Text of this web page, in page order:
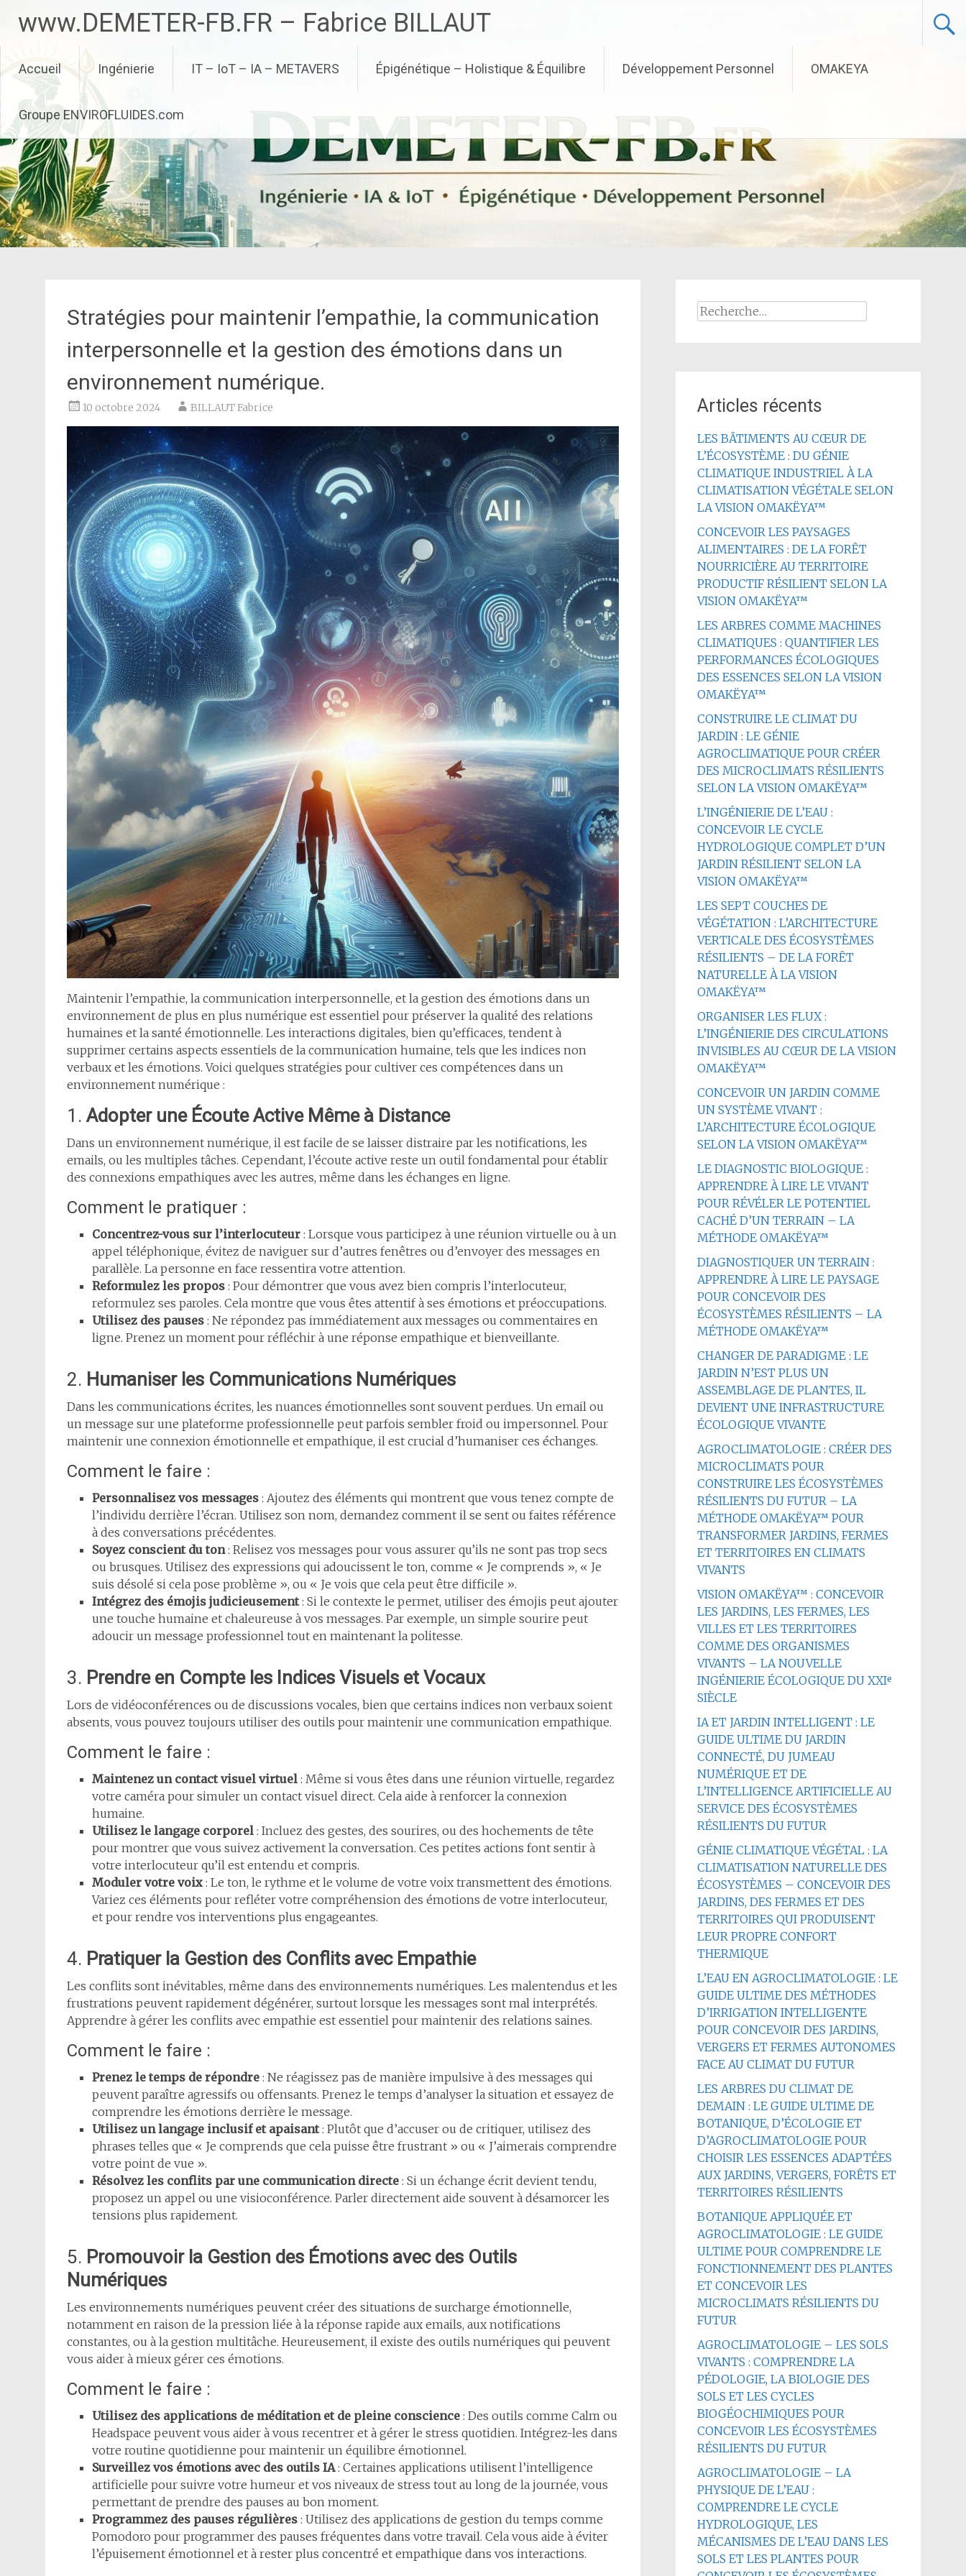
contenu
www.DEMETER-FB.FR – Fabrice BILLAUT
Accueil Ingénierie IT – IoT – IA – METAVERS Épigénétique – Holistique & Équilibre Développement Personnel OMAKEYA
Groupe ENVIROFLUIDES.com
Stratégies pour maintenir l’empathie, la communication
interpersonnelle et la gestion des émotions dans un
environnement numérique.
10 octobre 2024 BILLAUT Fabrice
Maintenir l’empathie, la communication interpersonnelle, et la gestion des émotions dans un
environnement de plus en plus numérique est essentiel pour préserver la qualité des relations
humaines et la santé émotionnelle. Les interactions digitales, bien qu’efficaces, tendent à
supprimer certains aspects essentiels de la communication humaine, tels que les indices non
verbaux et les émotions. Voici quelques stratégies pour cultiver ces compétences dans un
environnement numérique :
1. Adopter une Écoute Active Même à Distance
Dans un environnement numérique, il est facile de se laisser distraire par les notifications, les
emails, ou les multiples tâches. Cependant, l’écoute active reste un outil fondamental pour établir
des connexions empathiques avec les autres, même dans les échanges en ligne.
Comment le pratiquer :
Concentrez-vous sur l’interlocuteur : Lorsque vous participez à une réunion virtuelle ou à un
appel téléphonique, évitez de naviguer sur d’autres fenêtres ou d’envoyer des messages en
parallèle. La personne en face ressentira votre attention.
Reformulez les propos : Pour démontrer que vous avez bien compris l’interlocuteur,
reformulez ses paroles. Cela montre que vous êtes attentif à ses émotions et préoccupations.
Utilisez des pauses : Ne répondez pas immédiatement aux messages ou commentaires en
ligne. Prenez un moment pour réfléchir à une réponse empathique et bienveillante.
2. Humaniser les Communications Numériques
Dans les communications écrites, les nuances émotionnelles sont souvent perdues. Un email ou
un message sur une plateforme professionnelle peut parfois sembler froid ou impersonnel. Pour
maintenir une connexion émotionnelle et empathique, il est crucial d’humaniser ces échanges.
Comment le faire :
Personnalisez vos messages : Ajoutez des éléments qui montrent que vous tenez compte de
l’individu derrière l’écran. Utilisez son nom, demandez comment il se sent ou faites référence
à des conversations précédentes.
Soyez conscient du ton: Relisez vos messages pour vous assurer qu’ils ne sont pas trop secs
ou brusques. Utilisez des expressions qui adoucissent le ton, comme « Je comprends », « Je
suis désolé si cela pose problème », ou « Je vois que cela peut être difficile ».
Intégrez des émojis judicieusement: Si le contexte le permet, utiliser des émojis peut ajouter
une touche humaine et chaleureuse à vos messages. Par exemple, un simple sourire peut
adoucir un message professionnel tout en maintenant la politesse.
3. Prendre en Compte les Indices Visuels et Vocaux
Lors de vidéoconférences ou de discussions vocales, bien que certains indices non verbaux soient
absents, vous pouvez toujours utiliser des outils pour maintenir une communication empathique.
Comment le faire :
Maintenez un contact visuel virtuel : Même si vous êtes dans une réunion virtuelle, regardez
votre caméra pour simuler un contact visuel direct. Cela aide à renforcer la connexion
humaine.
Utilisez le langage corporel : Incluez des gestes, des sourires, ou des hochements de tête
pour montrer que vous suivez activement la conversation. Ces petites actions font sentir à
votre interlocuteur qu’il est entendu et compris.
Moduler votre voix : Le ton, le rythme et le volume de votre voix transmettent des émotions.
Variez ces éléments pour refléter votre compréhension des émotions de votre interlocuteur,
et pour rendre vos interventions plus engageantes.
4. Pratiquer la Gestion des Conflits avec Empathie
Les conflits sont inévitables, même dans des environnements numériques. Les malentendus et les
frustrations peuvent rapidement dégénérer, surtout lorsque les messages sont mal interprétés.
Apprendre à gérer les conflits avec empathie est essentiel pour maintenir des relations saines.
Comment le faire :
Prenez le temps de répondre : Ne réagissez pas de manière impulsive à des messages qui
peuvent paraître agressifs ou offensants. Prenez le temps d’analyser la situation et essayez de
comprendre les émotions derrière le message.
Utilisez un langage inclusif et apaisant: Plutôt que d’accuser ou de critiquer, utilisez des
phrases telles que « Je comprends que cela puisse être frustrant » ou « J’aimerais comprendre
votre point de vue ».
Résolvez les conflits par une communication directe : Si un échange écrit devient tendu,
proposez un appel ou une visioconférence. Parler directement aide souvent à désamorcer les
tensions plus rapidement.
5. Promouvoir la Gestion des Émotions avec des Outils
Numériques
Les environnements numériques peuvent créer des situations de surcharge émotionnelle,
notamment en raison de la pression liée à la réponse rapide aux emails, aux notifications
constantes, ou à la gestion multitâche. Heureusement, il existe des outils numériques qui peuvent
vous aider à mieux gérer ces émotions.
Comment le faire :
Utilisez des applications de méditation et de pleine conscience : Des outils comme Calm ou
Headspace peuvent vous aider à vous recentrer et à gérer le stress quotidien. Intégrez-les dans
votre routine quotidienne pour maintenir un équilibre émotionnel.
Surveillez vos émotions avec des outils IA: Certaines applications utilisent l’intelligence
artificielle pour suivre votre humeur et vos niveaux de stress tout au long de la journée, vous
permettant de prendre des pauses au bon moment.
Programmez des pauses régulières : Utilisez des applications de gestion du temps comme
Pomodoro pour programmer des pauses fréquentes dans votre travail. Cela vous aide à éviter
l’épuisement émotionnel et à rester plus concentré et empathique dans vos interactions.
Rechercher :
Articles récents
LES BÂTIMENTS AU CŒUR DE
L’ÉCOSYSTÈME : DU GÉNIE
CLIMATIQUE INDUSTRIEL À LA
CLIMATISATION VÉGÉTALE SELON
LA VISION OMAKËYA™
CONCEVOIR LES PAYSAGES
ALIMENTAIRES : DE LA FORÊT
NOURRICIÈRE AU TERRITOIRE
PRODUCTIF RÉSILIENT SELON LA
VISION OMAKËYA™
LES ARBRES COMME MACHINES
CLIMATIQUES : QUANTIFIER LES
PERFORMANCES ÉCOLOGIQUES
DES ESSENCES SELON LA VISION
OMAKËYA™
CONSTRUIRE LE CLIMAT DU
JARDIN : LE GÉNIE
AGROCLIMATIQUE POUR CRÉER
DES MICROCLIMATS RÉSILIENTS
SELON LA VISION OMAKËYA™
L’INGÉNIERIE DE L’EAU :
CONCEVOIR LE CYCLE
HYDROLOGIQUE COMPLET D’UN
JARDIN RÉSILIENT SELON LA
VISION OMAKËYA™
LES SEPT COUCHES DE
VÉGÉTATION : L’ARCHITECTURE
VERTICALE DES ÉCOSYSTÈMES
RÉSILIENTS – DE LA FORÊT
NATURELLE À LA VISION
OMAKËYA™
ORGANISER LES FLUX :
L’INGÉNIERIE DES CIRCULATIONS
INVISIBLES AU CŒUR DE LA VISION
OMAKËYA™
CONCEVOIR UN JARDIN COMME
UN SYSTÈME VIVANT :
L’ARCHITECTURE ÉCOLOGIQUE
SELON LA VISION OMAKËYA™
LE DIAGNOSTIC BIOLOGIQUE :
APPRENDRE À LIRE LE VIVANT
POUR RÉVÉLER LE POTENTIEL
CACHÉ D’UN TERRAIN – LA
MÉTHODE OMAKËYA™
DIAGNOSTIQUER UN TERRAIN :
APPRENDRE À LIRE LE PAYSAGE
POUR CONCEVOIR DES
ÉCOSYSTÈMES RÉSILIENTS – LA
MÉTHODE OMAKËYA™
CHANGER DE PARADIGME : LE
JARDIN N’EST PLUS UN
ASSEMBLAGE DE PLANTES, IL
DEVIENT UNE INFRASTRUCTURE
ÉCOLOGIQUE VIVANTE
AGROCLIMATOLOGIE : CRÉER DES
MICROCLIMATS POUR
CONSTRUIRE LES ÉCOSYSTÈMES
RÉSILIENTS DU FUTUR – LA
MÉTHODE OMAKËYA™ POUR
TRANSFORMER JARDINS, FERMES
ET TERRITOIRES EN CLIMATS
VIVANTS
VISION OMAKËYA™ : CONCEVOIR
LES JARDINS, LES FERMES, LES
VILLES ET LES TERRITOIRES
COMME DES ORGANISMES
VIVANTS – LA NOUVELLE
INGÉNIERIE ÉCOLOGIQUE DU XXIᵉ
SIÈCLE
IA ET JARDIN INTELLIGENT : LE
GUIDE ULTIME DU JARDIN
CONNECTÉ, DU JUMEAU
NUMÉRIQUE ET DE
L’INTELLIGENCE ARTIFICIELLE AU
SERVICE DES ÉCOSYSTÈMES
RÉSILIENTS DU FUTUR
GÉNIE CLIMATIQUE VÉGÉTAL : LA
CLIMATISATION NATURELLE DES
ÉCOSYSTÈMES – CONCEVOIR DES
JARDINS, DES FERMES ET DES
TERRITOIRES QUI PRODUISENT
LEUR PROPRE CONFORT
THERMIQUE
L’EAU EN AGROCLIMATOLOGIE : LE
GUIDE ULTIME DES MÉTHODES
D’IRRIGATION INTELLIGENTE
POUR CONCEVOIR DES JARDINS,
VERGERS ET FERMES AUTONOMES
FACE AU CLIMAT DU FUTUR
LES ARBRES DU CLIMAT DE
DEMAIN : LE GUIDE ULTIME DE
BOTANIQUE, D’ÉCOLOGIE ET
D’AGROCLIMATOLOGIE POUR
CHOISIR LES ESSENCES ADAPTÉES
AUX JARDINS, VERGERS, FORÊTS ET
TERRITOIRES RÉSILIENTS
BOTANIQUE APPLIQUÉE ET
AGROCLIMATOLOGIE : LE GUIDE
ULTIME POUR COMPRENDRE LE
FONCTIONNEMENT DES PLANTES
ET CONCEVOIR LES
MICROCLIMATS RÉSILIENTS DU
FUTUR
AGROCLIMATOLOGIE – LES SOLS
VIVANTS : COMPRENDRE LA
PÉDOLOGIE, LA BIOLOGIE DES
SOLS ET LES CYCLES
BIOGÉOCHIMIQUES POUR
CONCEVOIR LES ÉCOSYSTÈMES
RÉSILIENTS DU FUTUR
AGROCLIMATOLOGIE – LA
PHYSIQUE DE L’EAU :
COMPRENDRE LE CYCLE
HYDROLOGIQUE, LES
MÉCANISMES DE L’EAU DANS LES
SOLS ET LES PLANTES POUR